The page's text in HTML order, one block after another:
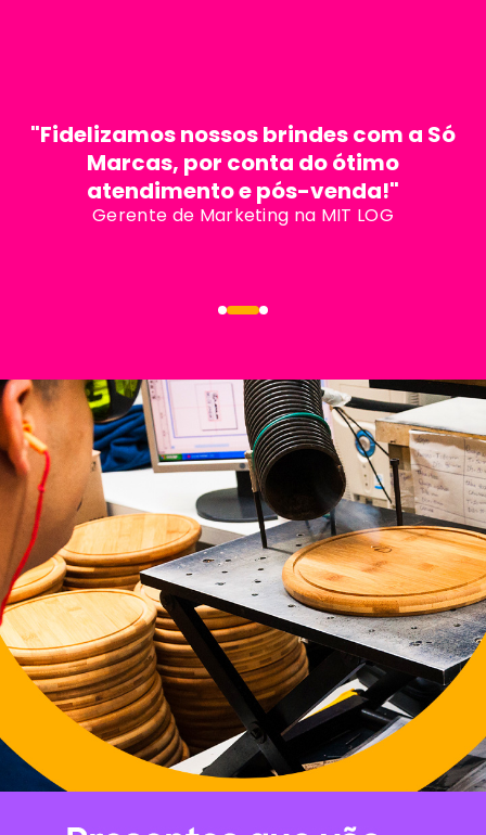
"Fidelizamos nossos brindes com a Só
Marcas, por conta do ótimo
atendimento e pós-venda!"
Gerente de Marketing na MIT LOG